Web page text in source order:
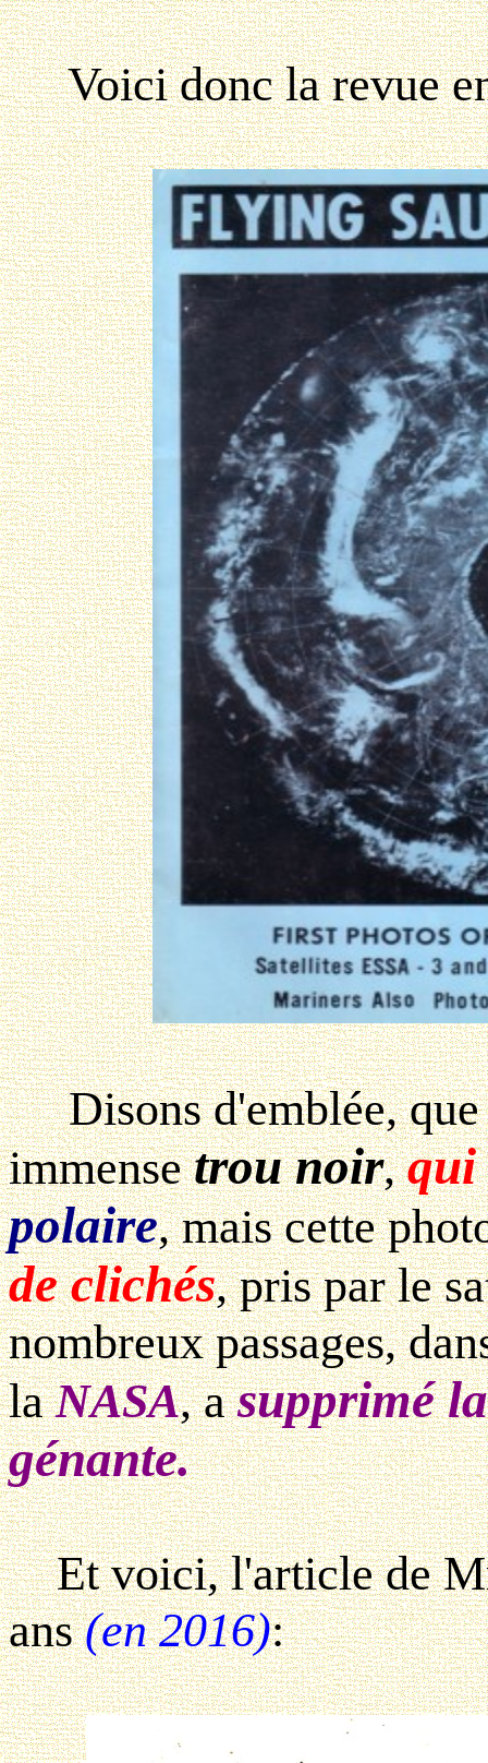
Voici donc la revue
Disons d'emblée, que
immensetrou noir,qui
polaire, mais cette
de clichés, pris par le
nombreux passages,
laNASA, asupprimé
génante.
Et voici, l'article de
ans(en 2016):